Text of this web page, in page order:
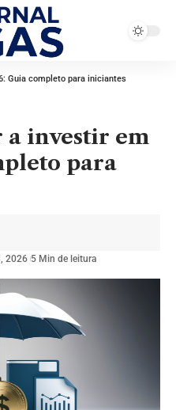
Guia completo para iniciantes
a investir em
para
2026 5 Min de leitura